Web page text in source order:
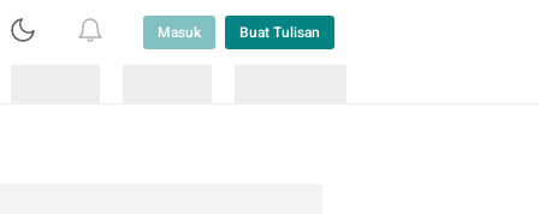
Masuk Buat Tulisan